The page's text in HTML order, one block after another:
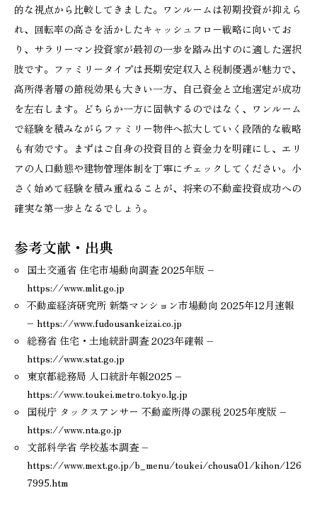
的な視点から比較してきました。ワンルームは初期投資が抑えら
れ、回転率の高さを活かしたキャッシュフロー戦略に向いてお
り、サラリーマン投資家が最初の一歩を踏み出すのに適した選択
肢です。ファミリータイプは長期安定収入と税制優遇が魅力で、
高所得者層の節税効果も大きい一方、自己資金と立地選定が成功
を左右します。どちらか一方に固執するのではなく、ワンルーム
で経験を積みながらファミリー物件へ拡大していく段階的な戦略
も有効です。まずはご自身の投資目的と資金力を明確にし、エリ
アの人口動態や建物管理体制を丁寧にチェックしてください。小
さく始めて経験を積み重ねることが、将来の不動産投資成功への
確実な第一歩となるでしょう。
参考文献・出典
国土交通省 住宅市場動向調査 2025年版 –
https://www.mlit.go.jp
不動産経済研究所 新築マンション市場動向 2025年12月速報
– https://www.fudousankeizai.co.jp
総務省 住宅・土地統計調査 2023年確報 –
https://www.stat.go.jp
東京都総務局 人口統計年報2025 –
https://www.toukei.metro.tokyo.lg.jp
国税庁 タックスアンサー 不動産所得の課税 2025年度版 –
https://www.nta.go.jp
文部科学省 学校基本調査 –
https://www.mext.go.jp/b_menu/toukei/chousa01/kihon/126
7995.htm